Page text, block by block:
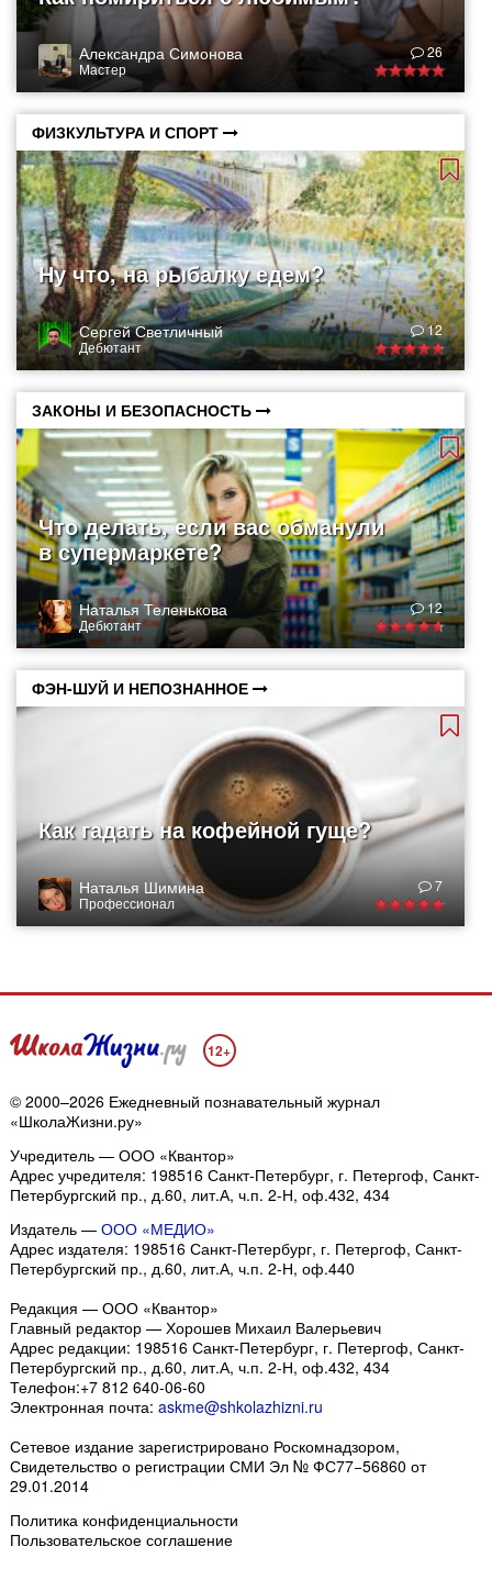
Александра Симонова
Мастер
26
ФИЗКУЛЬТУРА И СПОРТ
Ну что, на рыбалку едем?
Сергей Светличный
Дебютант
12
ЗАКОНЫ И БЕЗОПАСНОСТЬ
Что делать, если вас обманули
в супермаркете?
Наталья Теленькова
Дебютант
12
ФЭН-ШУЙ И НЕПОЗНАННОЕ
Как гадать на кофейной гуще?
Наталья Шимина
Профессионал
7
12+
© 2000–2026 Ежедневный познавательный журнал
«ШколаЖизни.ру»
Учредитель — ООО «Квантор»
Адрес учредителя: 198516 Санкт-Петербург, г. Петергоф, Санкт-
Петербургский пр., д.60, лит.А, ч.п. 2-Н, оф.432, 434
Издатель — ООО «МЕДИО»
Адрес издателя: 198516 Санкт-Петербург, г. Петергоф, Санкт-
Петербургский пр., д.60, лит.А, ч.п. 2-Н, оф.440
Редакция — ООО «Квантор»
Главный редактор — Хорошев Михаил Валерьевич
Адрес редакции: 198516 Санкт-Петербург, г. Петергоф, Санкт-
Петербургский пр., д.60, лит.А, ч.п. 2-Н, оф.432, 434
Телефон:+7 812 640-06-60
Электронная почта: askme@shkolazhizni.ru
Сетевое издание зарегистрировано Роскомнадзором,
Свидетельство о регистрации СМИ Эл № ФС77−56860 от
29.01.2014
Политика конфиденциальности
Пользовательское соглашение